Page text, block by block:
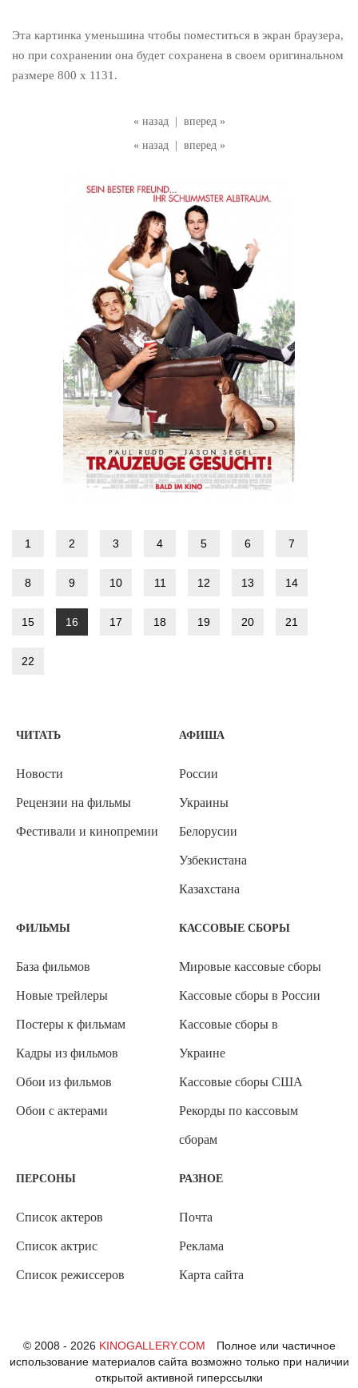
« назад
вперед »
« назад
вперед »
Эта картинка уменьшина чтобы поместиться в экран браузера,
но при сохранении она будет сохранена в своем оригинальном
размере 800 x 1131.
1 2 3 4 5 6 7
8 9 10 11 12 13 14
15 16 17 18 19 20 21
22
ЧИТАТЬ
Новости
Рецензии на фильмы
Фестивали и кинопремии
АФИША
России
Украины
Белорусии
Узбекистана
Казахстана
ФИЛЬМЫ
База фильмов
Новые трейлеры
Постеры к фильмам
Кадры из фильмов
Обои из фильмов
Обои с актерами
КАССОВЫЕ СБОРЫ
Мировые кассовые сборы
Кассовые сборы в России
Кассовые сборы в
Украине
Кассовые сборы США
Рекорды по кассовым
сборам
ПЕРСОНЫ
Список актеров
Список актрис
Список режиссеров
РАЗНОЕ
Почта
Реклама
Карта сайта
© 2008 - 2026 KINOGALLERY.COM
Полное или частичное
использование материалов сайта возможно только при наличии
открытой активной гиперссылки